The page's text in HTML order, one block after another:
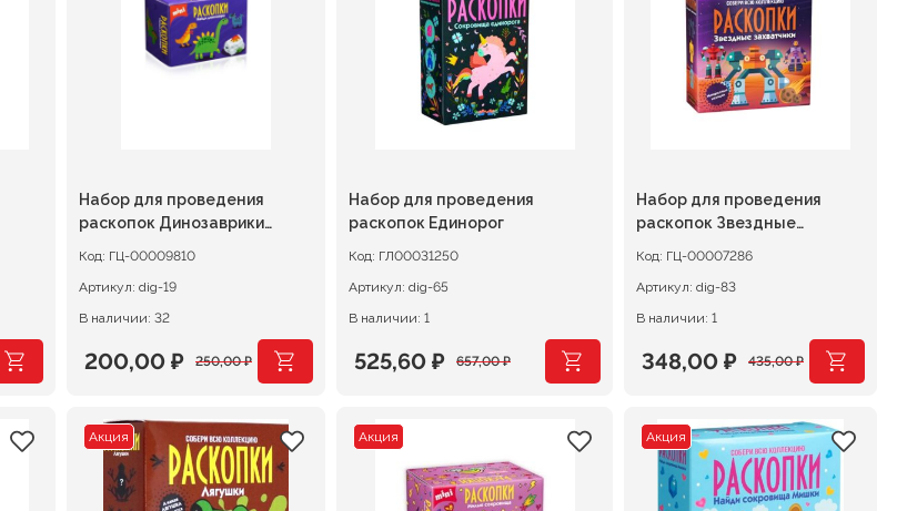
261,00 ₽.
1350,00 ₽.
435,00 ₽.
Набор для проведения
раскопок Динозаврики
Код: ГЦ-00009810
Артикул: dig-19
В наличии: 32
250,00₽
Первоначальная
составляла
250,00 ₽.
200,00 ₽
Текущая
200,00 ₽.
Набор для проведения
раскопок Единорог
Код: ГЛ00031250
Артикул: dig-65
В наличии: 1
657,00₽
Первоначальная
составляла
657,00 ₽.
525,60 ₽
Текущая
525,60 ₽.
Набор для проведения
раскопок Звездные
Код: ГЦ-00007286
Артикул: dig-83
В наличии: 1
435,00₽
Первоначальная
составляла
435,00 ₽.
348,00 ₽
Текущая
348,00 ₽.
Акция Акция Акция